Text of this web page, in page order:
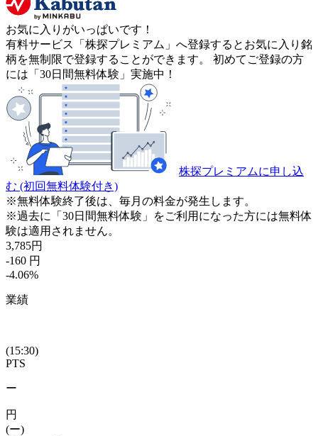
お気に入りがいっぱいです！
有料サービス「株探プレミアム」へ登録するとお気に入り銘
柄を無制限で登録することができます。 初めてご登録の方
には「30日間無料体験」実施中！
株探プレミアムに申し込
む (初回無料体験付き)
※無料体験終了後は、毎月の料金が発生します。
※過去に「30日間無料体験」をご利用になった方には無料体
験は適用されません。
3,785円
-160 円
-4.06%
業績
(15:30)
PTS
ー
円
(ー)